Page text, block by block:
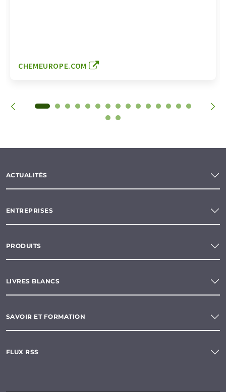
CHEMEUROPE.COM
ACTUALITÉS
ENTREPRISES
PRODUITS
LIVRES BLANCS
SAVOIR ET FORMATION
FLUX RSS